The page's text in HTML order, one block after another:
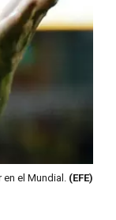
el Mundial. (EFE)